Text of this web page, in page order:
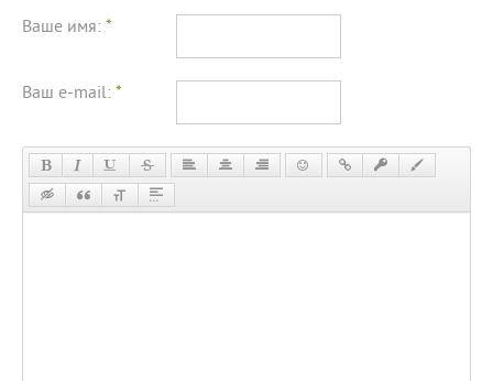
Ваше имя: *
Ваш e-mail: *